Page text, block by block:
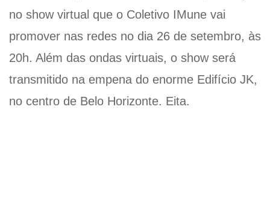
no show virtual que o Coletivo IMune vai
promover nas redes no dia 26 de setembro, às
20h. Além das ondas virtuais, o show será
transmitido na empena do enorme Edifício JK,
no centro de Belo Horizonte. Eita.